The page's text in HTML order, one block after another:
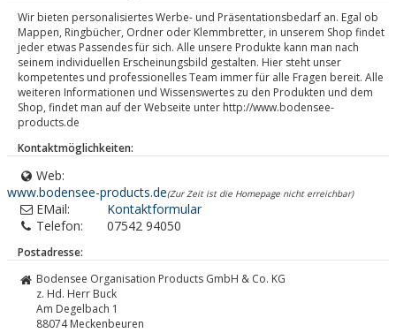
Wir bieten personalisiertes Werbe- und Präsentationsbedarf an. Egal ob
Mappen, Ringbücher, Ordner oder Klemmbretter, in unserem Shop findet
jeder etwas Passendes für sich. Alle unsere Produkte kann man nach
seinem individuellen Erscheinungsbild gestalten. Hier steht unser
kompetentes und professionelles Team immer für alle Fragen bereit. Alle
weiteren Informationen und Wissenswertes zu den Produkten und dem
Shop, findet man auf der Webseite unter http://www.bodensee-
products.de
Kontaktmöglichkeiten:
Web:
www.bodensee-products.de(Zur Zeit ist die Homepage nicht erreichbar)
EMail:
Kontaktformular
Telefon:
07542 94050
Postadresse:
Bodensee Organisation Products GmbH & Co. KG
z. Hd. Herr Buck
Am Degelbach 1
88074 Meckenbeuren